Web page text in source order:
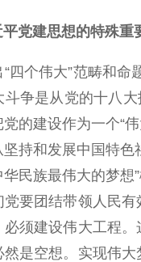
党建思想的特殊重
个伟大”范畴和命题
争是从党的十八
的建设作为一个“
持和发展中国特
民族最伟大的梦
要团结带领人民
须建设伟大工程
是空想。实现伟